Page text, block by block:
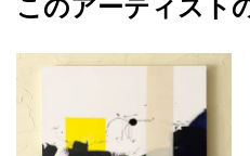
カラー
ホワイト
二週間以内
そのひ
その日が来るのを待っている。
いつも。
小林功二
このアーティスト